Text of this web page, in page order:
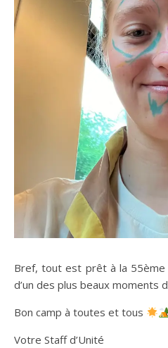
Bref, tout est prêt à la 55ème
d’un des plus beaux moments
Bon camp à toutes et tous
Votre Staff d’Unité